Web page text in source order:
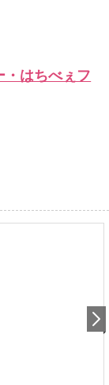
・はちべぇフ